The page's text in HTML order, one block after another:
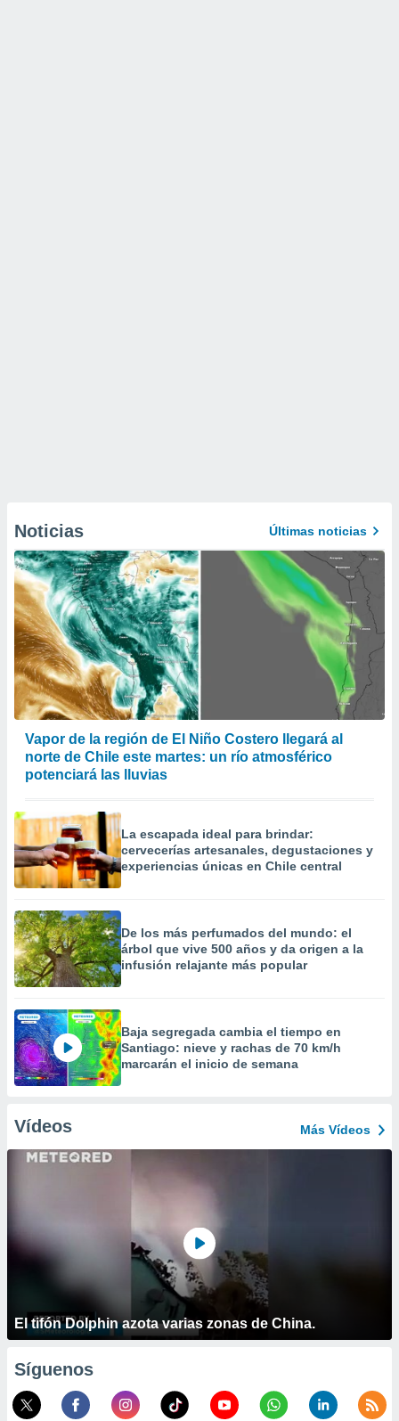
Noticias Últimas noticias
Vapor de la región de El Niño Costero llegará al
norte de Chile este martes: un río atmosférico
potenciará las lluvias
La escapada ideal para brindar:
cervecerías artesanales, degustaciones y
experiencias únicas en Chile central
De los más perfumados del mundo: el
árbol que vive 500 años y da origen a la
infusión relajante más popular
Baja segregada cambia el tiempo en
Santiago: nieve y rachas de 70 km/h
marcarán el inicio de semana
Vídeos Más Vídeos
El tifón Dolphin azota varias zonas de China.
Síguenos